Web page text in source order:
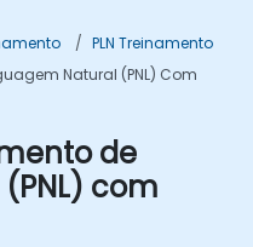
PLN Treinamento
Natural (PNL) Com
de
com